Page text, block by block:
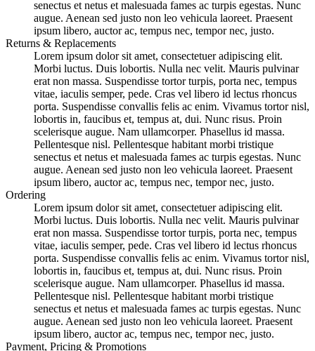
senectus et netus et malesuada fames ac turpis egestas. Nunc
augue. Aenean sed justo non leo vehicula laoreet. Praesent
ipsum libero, auctor ac, tempus nec, tempor nec, justo.
Returns & Replacements
Lorem ipsum dolor sit amet, consectetuer adipiscing elit.
Morbi luctus. Duis lobortis. Nulla nec velit. Mauris pulvinar
erat non massa. Suspendisse tortor turpis, porta nec, tempus
vitae, iaculis semper, pede. Cras vel libero id lectus rhoncus
porta. Suspendisse convallis felis ac enim. Vivamus tortor nisl,
lobortis in, faucibus et, tempus at, dui. Nunc risus. Proin
scelerisque augue. Nam ullamcorper. Phasellus id massa.
Pellentesque nisl. Pellentesque habitant morbi tristique
senectus et netus et malesuada fames ac turpis egestas. Nunc
augue. Aenean sed justo non leo vehicula laoreet. Praesent
ipsum libero, auctor ac, tempus nec, tempor nec, justo.
Ordering
Lorem ipsum dolor sit amet, consectetuer adipiscing elit.
Morbi luctus. Duis lobortis. Nulla nec velit. Mauris pulvinar
erat non massa. Suspendisse tortor turpis, porta nec, tempus
vitae, iaculis semper, pede. Cras vel libero id lectus rhoncus
porta. Suspendisse convallis felis ac enim. Vivamus tortor nisl,
lobortis in, faucibus et, tempus at, dui. Nunc risus. Proin
scelerisque augue. Nam ullamcorper. Phasellus id massa.
Pellentesque nisl. Pellentesque habitant morbi tristique
senectus et netus et malesuada fames ac turpis egestas. Nunc
augue. Aenean sed justo non leo vehicula laoreet. Praesent
ipsum libero, auctor ac, tempus nec, tempor nec, justo.
Payment, Pricing & Promotions